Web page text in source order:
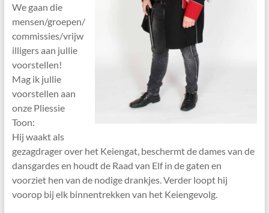
We gaan die
mensen/groepen/
commissies/vrijw
illigers aan jullie
voorstellen!
Mag ik jullie
voorstellen aan
onze Pliessie
Toon:
Hij waakt als
gezagdrager over het Keiengat, beschermt de dames van de
dansgardes en houdt de Raad van Elf in de gaten en
voorziet hen van de nodige drankjes. Verder loopt hij
voorop bij elk binnentrekken van het Keiengevolg.